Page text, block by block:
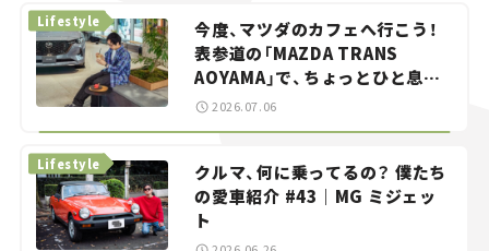
今度、マツダのカフェへ行こう！
表参道の「MAZDA TRANS
AOYAMA」で、ちょっとひと息。
——連載｜CCGとクルマでどうす
る？＜第13回＞
Lifestyle
2026.07.06
クルマ、何に乗ってるの？ 僕たち
の愛車紹介 #43｜MG ミジェッ
ト
Lifestyle